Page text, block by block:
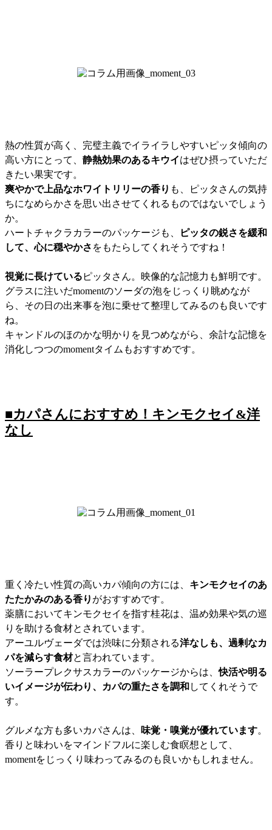
熱の性質が高く、完璧主義でイライラしやすいピッタ傾向の
高い方にとって、 静熱効果のあるキウイはぜひ摂っていただ
きたい果実です。
爽やかで上品なホワイトリリーの香り も、ピッタさんの気持
ちになめらかさを思い出させてくれるものではないでしょう
か。
ハートチャクラカラーのパッケージも、
ピッタの鋭さを緩和
して、心に穏やかさ をもたらしてくれそうですね！
視覚に長けている ピッタさん。映像的な記憶力も鮮明です。
グラスに注いだmomentのソーダの泡をじっくり眺めなが
ら、その日の出来事を泡に乗せて整理してみるのも良いです
ね。
キャンドルのほのかな明かりを見つめながら、余計な記憶を
消化しつつのmomentタイムもおすすめです。
■カパさんにおすすめ！キンモクセイ&洋
なし
重く冷たい性質の高いカパ傾向の方には、 キンモクセイのあ
たたかみのある香り がおすすめです。
薬膳においてキンモクセイを指す桂花は、温め効果や気の巡
りを助ける食材とされています。
アーユルヴェーダでは渋味に分類される洋なしも、過剰なカ
パを減らす食材と言われています。
ソーラープレクサスカラーのパッケージからは、快活や明る
いイメージが伝わり、カパの重たさを調和 してくれそうで
す。
グルメな方も多いカパさんは、 味覚・嗅覚が優れています。
香りと味わいをマインドフルに楽しむ食瞑想として、
momentをじっくり味わってみるのも良いかもしれません。